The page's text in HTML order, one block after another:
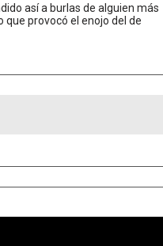
así a burlas de alguien más
que provocó el enojo del de